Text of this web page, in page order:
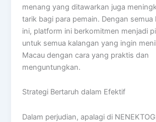
menang yang ditawarkan juga
tarik bagi para pemain. Dengan semua
ini, platform ini berkomitmen menjadi
untuk semua kalangan yang ingin
Macau dengan cara yang praktis dan
menguntungkan.
Strategi Bertaruh dalam Efektif
Dalam perjudian, apalagi di